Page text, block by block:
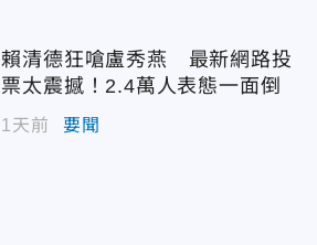
賴清德狂嗆盧秀燕 最新網路投
票太震撼！2.4萬人表態一面倒
1天前 要聞